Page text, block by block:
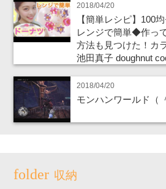
2018/04/20
【簡単レシピ】100
レンジで簡単◆作っ
方法も見つけた！カ
池田真子 doughnut
2018/04/20
モンハンワールド（
収納